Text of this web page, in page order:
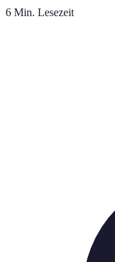
6 Min. Lesezeit